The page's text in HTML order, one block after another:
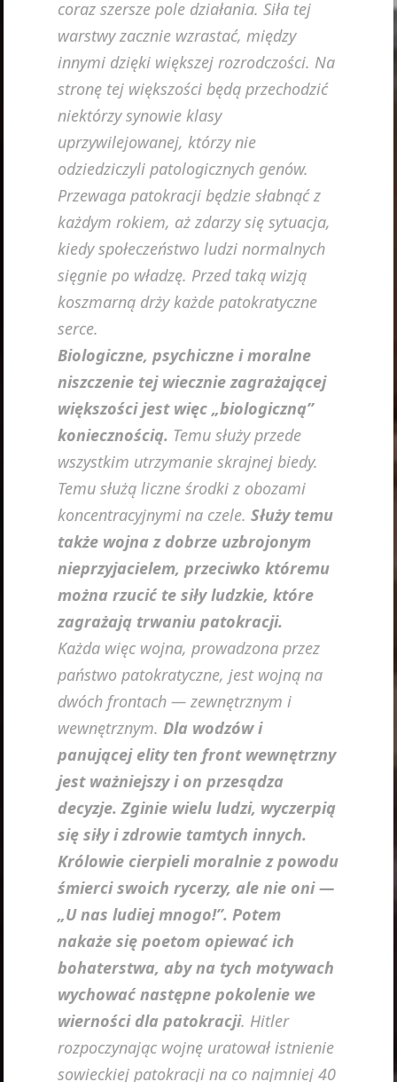
coraz szersze pole działania. Siła tej
warstwy zacznie wzrastać, między
innymi dzięki większej rozrodczości. Na
stronę tej większości będą przechodzić
niektórzy synowie klasy
uprzywilejowanej, którzy nie
odziedziczyli patologicznych genów.
Przewaga patokracji będzie słabnąć z
każdym rokiem, aż zdarzy się sytuacja,
kiedy społeczeństwo ludzi normalnych
sięgnie po władzę. Przed taką wizją
koszmarną drży każde patokratyczne
serce.
Biologiczne, psychiczne i moralne
niszczenie tej wiecznie zagrażającej
większości jest więc „biologiczną”
koniecznością. Temu służy przede
wszystkim utrzymanie skrajnej biedy.
Temu służą liczne środki z obozami
koncentracyjnymi na czele. Służy temu
także wojna z dobrze uzbrojonym
nieprzyjacielem, przeciwko któremu
można rzucić te siły ludzkie, które
zagrażają trwaniu patokracji.
Każda więc wojna, prowadzona przez
państwo patokratyczne, jest wojną na
dwóch frontach — zewnętrznym i
wewnętrznym. Dla wodzów i
panującej elity ten front wewnętrzny
jest ważniejszy i on przesądza
decyzje. Zginie wielu ludzi, wyczerpią
się siły i zdrowie tamtych innych.
Królowie cierpieli moralnie z powodu
śmierci swoich rycerzy, ale nie oni —
„U nas ludiej mnogo!”. Potem
nakaże się poetom opiewać ich
bohaterstwa, aby na tych motywach
wychować następne pokolenie we
wierności dla patokracji. Hitler
rozpoczynając wojnę uratował istnienie
sowieckiej patokracji na co najmniej 40